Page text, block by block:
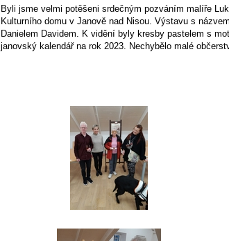
Byli jsme velmi potěšeni srdečným pozváním malíře
Kulturního domu v Janově nad Nisou. Výstavu s
Danielem Davidem. K vidění byly kresby pastelem s
janovský kalendář na rok 2023. Nechybělo malé